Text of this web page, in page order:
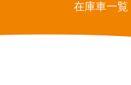
在庫車一覧